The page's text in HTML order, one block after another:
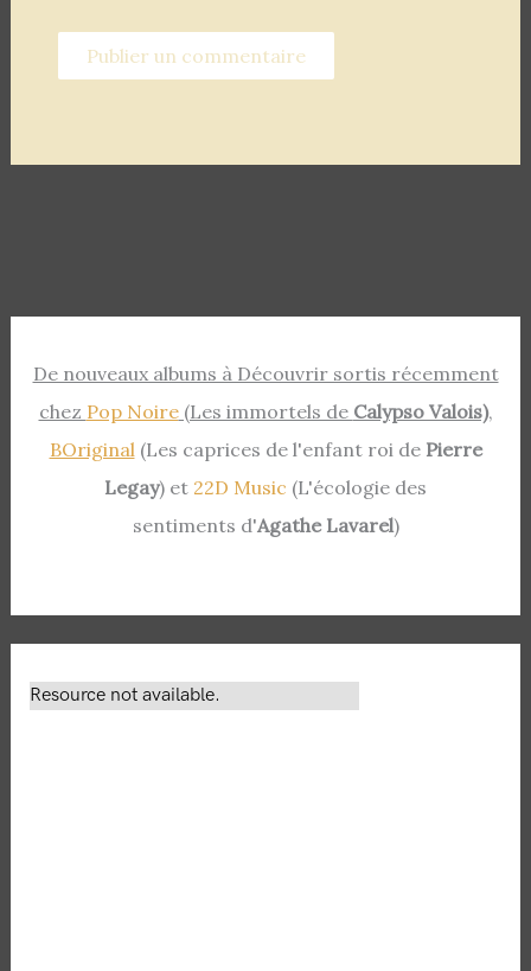
De nouveaux albums à Découvrir sortis récemment
chez Pop Noire(Les immortels de Calypso Valois),
BOriginal (Les caprices de l'enfant roi de Pierre
Legay) et 22D Music (L'écologie des
sentiments d'Agathe Lavarel)